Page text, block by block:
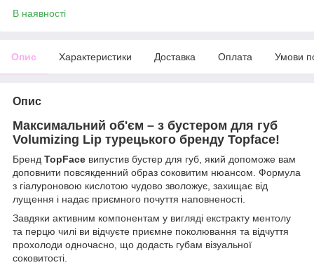
В наявності
Опис Характеристики Доставка Оплата Умови
Опис
Максимальний об'єм – з бустером для губ
Volumizing Lip турецького бренду Topface!
Бренд TopFace випустив бустер для губ, який допоможе вам
доповнити повсякденний образ соковитим нюансом. Формула
з гіалуроновою кислотою чудово зволожує, захищає від
лущення і надає приємного почуття наповненості.
Завдяки активним компонентам у вигляді екстракту ментолу
та перцю чилі ви відчуєте приємне поколювання та відчуття
прохолоди одночасно, що додасть губам візуальної
соковитості.